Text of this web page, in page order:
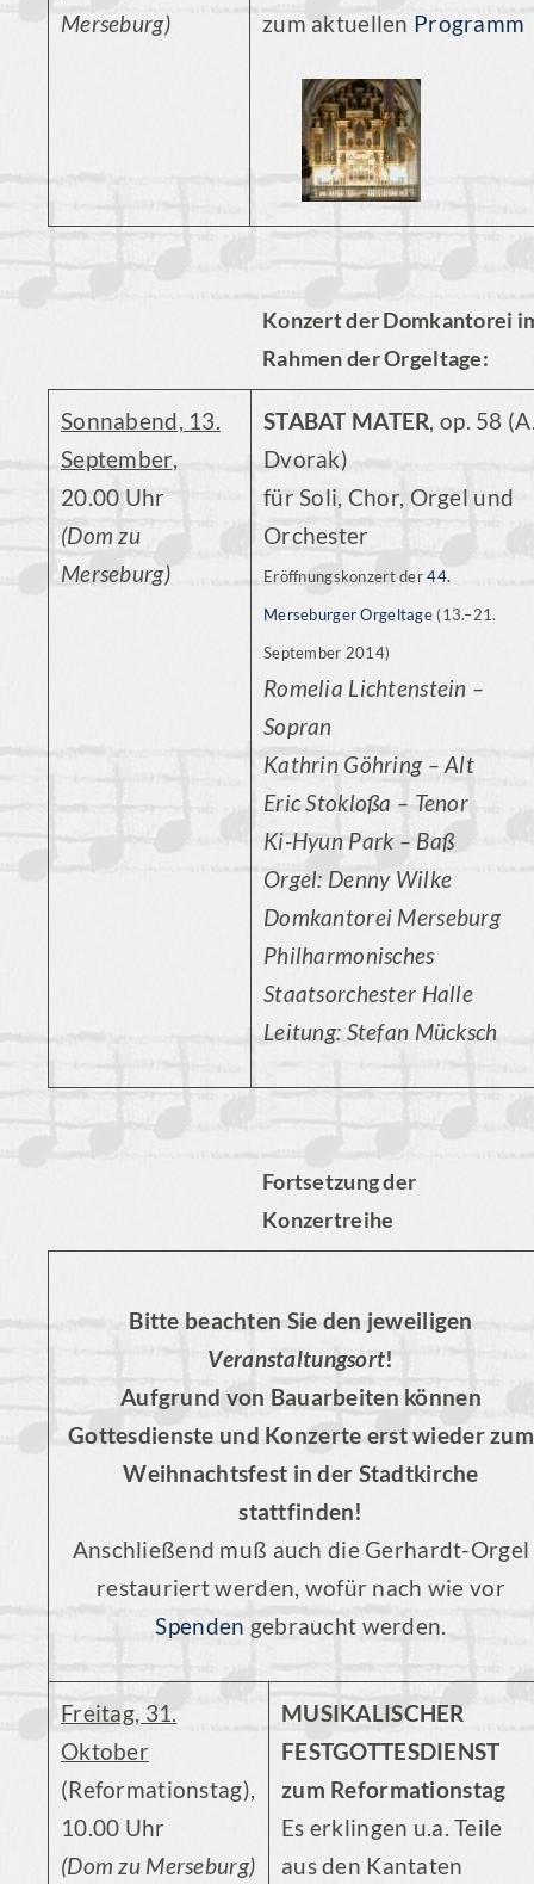
Merseburg)
zum aktuellen Programm
Konzert der Domkantorei
Rahmen der Orgeltage:
Sonnabend, 13.
September,
20.00 Uhr
(Dom zu
Merseburg)
STABAT MATER, op. 58
Dvorak)
für Soli, Chor, Orgel und
Orchester
Eröffnungskonzert der44.
Merseburger Orgeltage(13.–21.
September 2014)
Romelia Lichtenstein –
Sopran
Kathrin Göhring – Alt
Eric Stokloßa – Tenor
Ki-Hyun Park – Baß
Orgel: Denny Wilke
Domkantorei Merseburg
Philharmonisches
Staatsorchester Halle
Leitung: Stefan Mücksch
Fortsetzung der
Konzertreihe
Bitte beachten Sie den jeweiligen
Veranstaltungsort!
Aufgrund von Bauarbeiten können
Gottesdienste und Konzerte erst wieder zum
Weihnachtsfest in der Stadtkirche
stattfinden!
Anschließend muß auch die Gerhardt-Orgel
restauriert werden, wofür nach wie vor
Spenden gebraucht werden.
Freitag, 31.
Oktober
(Reformationstag),
10.00 Uhr
(Dom zu Merseburg)
MUSIKALISCHER
FESTGOTTESDIENST
zum Reformationstag
Es erklingen u.a. Teile
aus den Kantaten